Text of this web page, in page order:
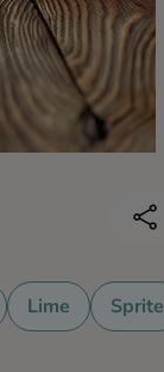
Lime Sprite